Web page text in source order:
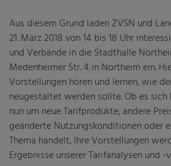
Aus diesem Grund laden ZVSN und
21. März 2018 von 14 bis 18 Uhr
und Verbände in die Stadthalle
Medenheimer Str. 4 in Northeim ein.
Vorstellungen hören und lernen, wie
neugestaltet werden sollte. Ob es
nun um neue Tarifprodukte, andere
geänderte Nutzungskonditionen oder
Thema handelt, Ihre Vorstellungen
Ergebnisse unserer Tarifanalysen und